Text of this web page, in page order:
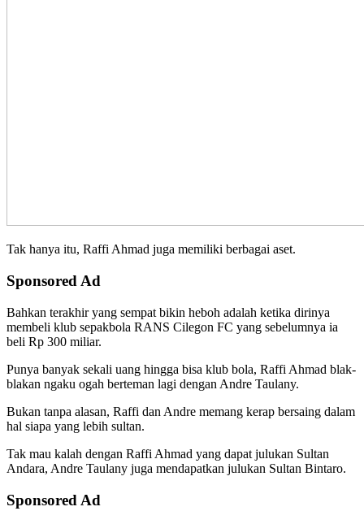
Tak hanya itu, Raffi Ahmad juga memiliki berbagai aset.
Sponsored Ad
Bahkan terakhir yang sempat bikin heboh adalah ketika dirinya
membeli klub sepakbola RANS Cilegon FC yang sebelumnya ia
beli Rp 300 miliar.
Punya banyak sekali uang hingga bisa klub bola, Raffi Ahmad blak-
blakan ngaku ogah berteman lagi dengan Andre Taulany.
Bukan tanpa alasan, Raffi dan Andre memang kerap bersaing dalam
hal siapa yang lebih sultan.
Tak mau kalah dengan Raffi Ahmad yang dapat julukan Sultan
Andara, Andre Taulany juga mendapatkan julukan Sultan Bintaro.
Sponsored Ad